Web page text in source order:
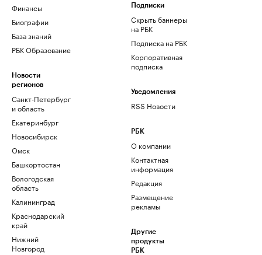
Финансы
Биографии
База знаний
РБК Образование
Новости
регионов
Санкт-Петербург
и область
Екатеринбург
Новосибирск
Омск
Башкортостан
Вологодская
область
Калининград
Краснодарский
край
Нижний
Новгород
Подписки
Скрыть баннеры
на РБК
Подписка на РБК
Корпоративная
подписка
Уведомления
RSS Новости
РБК
О компании
Контактная
информация
Редакция
Размещение
рекламы
Другие
продукты
РБК